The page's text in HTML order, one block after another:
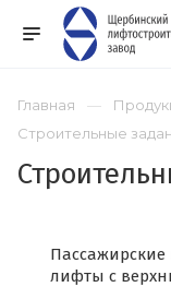
Главная
Строительные
лифты с